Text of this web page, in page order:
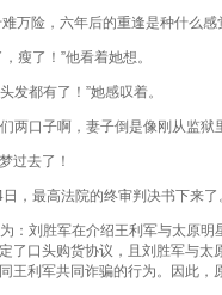
万险，六年后的重逢是种什么感
瘦了！”他看着她想。
发都有了！”她感叹着。
两口子啊，妻子倒是像刚从监狱
过去了！
，最高法院的终审判决书下来了
：刘胜军在介绍王利军与太原
了口头购货协议，且刘胜军与
王利军共同诈骗的行为。因此，